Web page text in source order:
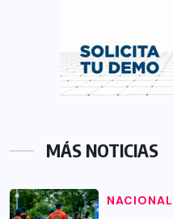
MÁS NOTICIAS
NACIONAL